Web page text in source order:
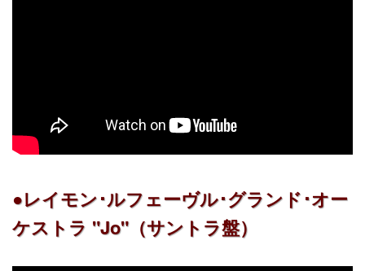
●レイモン･ルフェーヴル･グランド･オー
ケストラ "Jo"（サントラ盤）